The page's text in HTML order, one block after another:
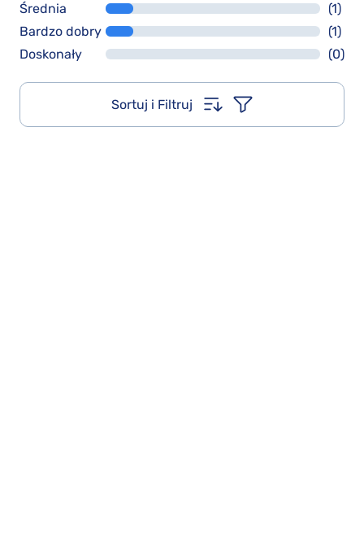
Średnia
(1)
Bardzo dobry
(1)
Doskonały
(0)
Sortuj i Filtruj